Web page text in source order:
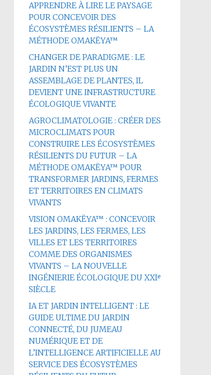
APPRENDRE À LIRE LE PAYSAGE
POUR CONCEVOIR DES
ÉCOSYSTÈMES RÉSILIENTS – LA
MÉTHODE OMAKËYA™
CHANGER DE PARADIGME : LE
JARDIN N’EST PLUS UN
ASSEMBLAGE DE PLANTES, IL
DEVIENT UNE INFRASTRUCTURE
ÉCOLOGIQUE VIVANTE
AGROCLIMATOLOGIE : CRÉER DES
MICROCLIMATS POUR
CONSTRUIRE LES ÉCOSYSTÈMES
RÉSILIENTS DU FUTUR – LA
MÉTHODE OMAKËYA™ POUR
TRANSFORMER JARDINS, FERMES
ET TERRITOIRES EN CLIMATS
VIVANTS
VISION OMAKËYA™ : CONCEVOIR
LES JARDINS, LES FERMES, LES
VILLES ET LES TERRITOIRES
COMME DES ORGANISMES
VIVANTS – LA NOUVELLE
INGÉNIERIE ÉCOLOGIQUE DU XXIᵉ
SIÈCLE
IA ET JARDIN INTELLIGENT : LE
GUIDE ULTIME DU JARDIN
CONNECTÉ, DU JUMEAU
NUMÉRIQUE ET DE
L’INTELLIGENCE ARTIFICIELLE AU
SERVICE DES ÉCOSYSTÈMES